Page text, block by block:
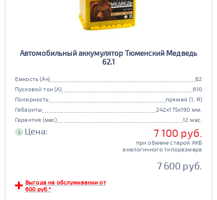
Автомобильный аккумулятор Тюменский Медведь
62.1
Емкость (Ач)
62
Пусковой ток (А)
610
Полярность
прямая (1, R)
Габариты
242x175x190 мм.
Гарантия (мес)
12 мес.
i Цена: 7 100 руб.
при обмене старой АКБ
аналогичного типоразмера
7 600 руб.
Выгода на обслуживании от
600 руб.*